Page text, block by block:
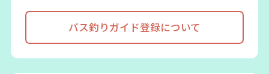
バス釣りガイド登録について